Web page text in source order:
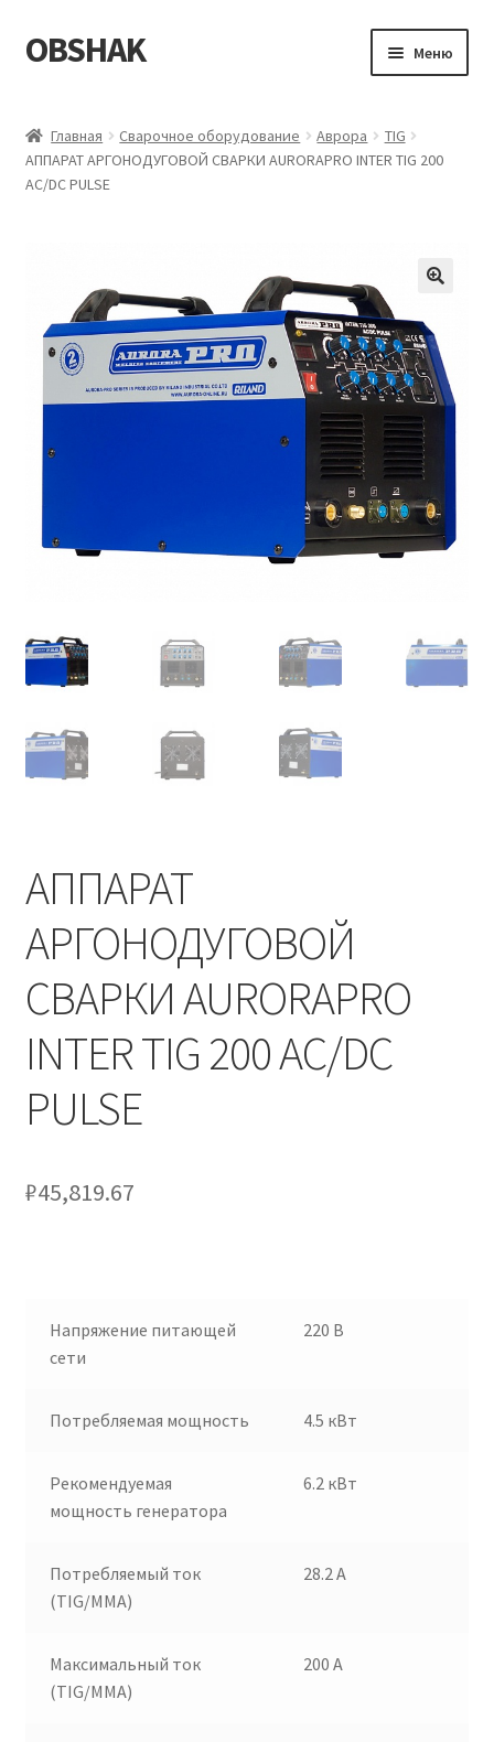
Перейти
к
Перейти
к
OBSHAK Меню
Категории
Мой аккаунт
Оформление заказа
Пример страницы
Главная Сварочное оборудование Аврора
TIG
АППАРАТ АРГОНОДУГОВОЙ СВАРКИ AURORAPRO INTER TIG 200
AC/DC PULSE
АППАРАТ
АРГОНОДУГОВОЙ
СВАРКИ AURORAPRO
INTER TIG 200 AC/DC
PULSE
₽45,819.67
Напряжение питающей
сети
220 В
Потребляемая мощность 4.5 кВт
Рекомендуемая
мощность генератора
6.2 кВт
Потребляемый ток
(TIG/MMA)
28.2 А
Максимальный ток
(TIG/MMA)
200 А